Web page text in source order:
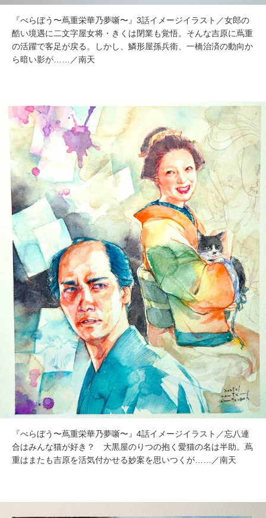
『べらぼう〜蔦重栄華乃夢噺〜』3話イメージイラスト／女郎の
酷い境遇に二文字屋女将・きくは閉業も覚悟。そんな吉原に蔦重
の活躍で客足が戻る。しかし、鱗形屋孫兵衛、一橋治済の動向か
ら暗い影が……／南天
『べらぼう〜蔦重栄華乃夢噺〜』4話イメージイラスト／忘八連
合はみんな猫が好き？ 大黒屋のりつの抱く愛猫の名は半助。蔦
重はまたも吉原を活気付かせる妙案を思いつくが……／南天